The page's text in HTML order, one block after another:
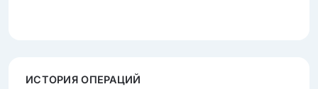
ИСТОРИЯ ОПЕРАЦИЙ